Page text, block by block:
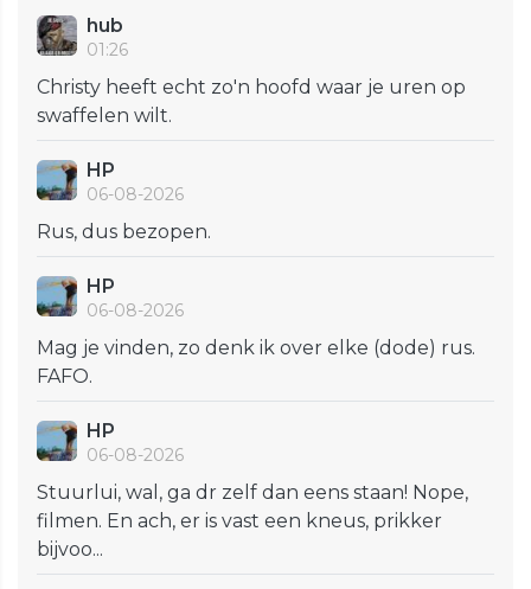
hub
01:26
Christy heeft echt zo'n hoofd waar je uren op
swaffelen wilt.
HP
06-08-2026
Rus, dus bezopen.
HP
06-08-2026
Mag je vinden, zo denk ik over elke (dode) rus.
FAFO.
HP
06-08-2026
Stuurlui, wal, ga dr zelf dan eens staan! Nope,
filmen. En ach, er is vast een kneus, prikker
bijvoo...